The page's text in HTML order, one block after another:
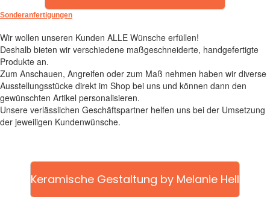
Sonderanfertigungen
Wir wollen unseren Kunden ALLE Wünsche erfüllen!
Deshalb bieten wir verschiedene maßgeschneiderte, handgefertigte
Produkte an.
Zum Anschauen, Angreifen oder zum Maß nehmen haben wir diverse
Ausstellungsstücke direkt im Shop bei uns und können dann den
gewünschten Artikel personalisieren.
Unsere verlässlichen Geschäftspartner helfen uns bei der Umsetzung
der jeweiligen Kundenwünsche.
Keramische Gestaltung by Melanie Hell